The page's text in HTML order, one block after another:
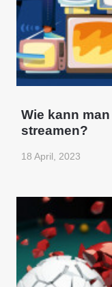
Wie kann
streamen?
18 April, 2023